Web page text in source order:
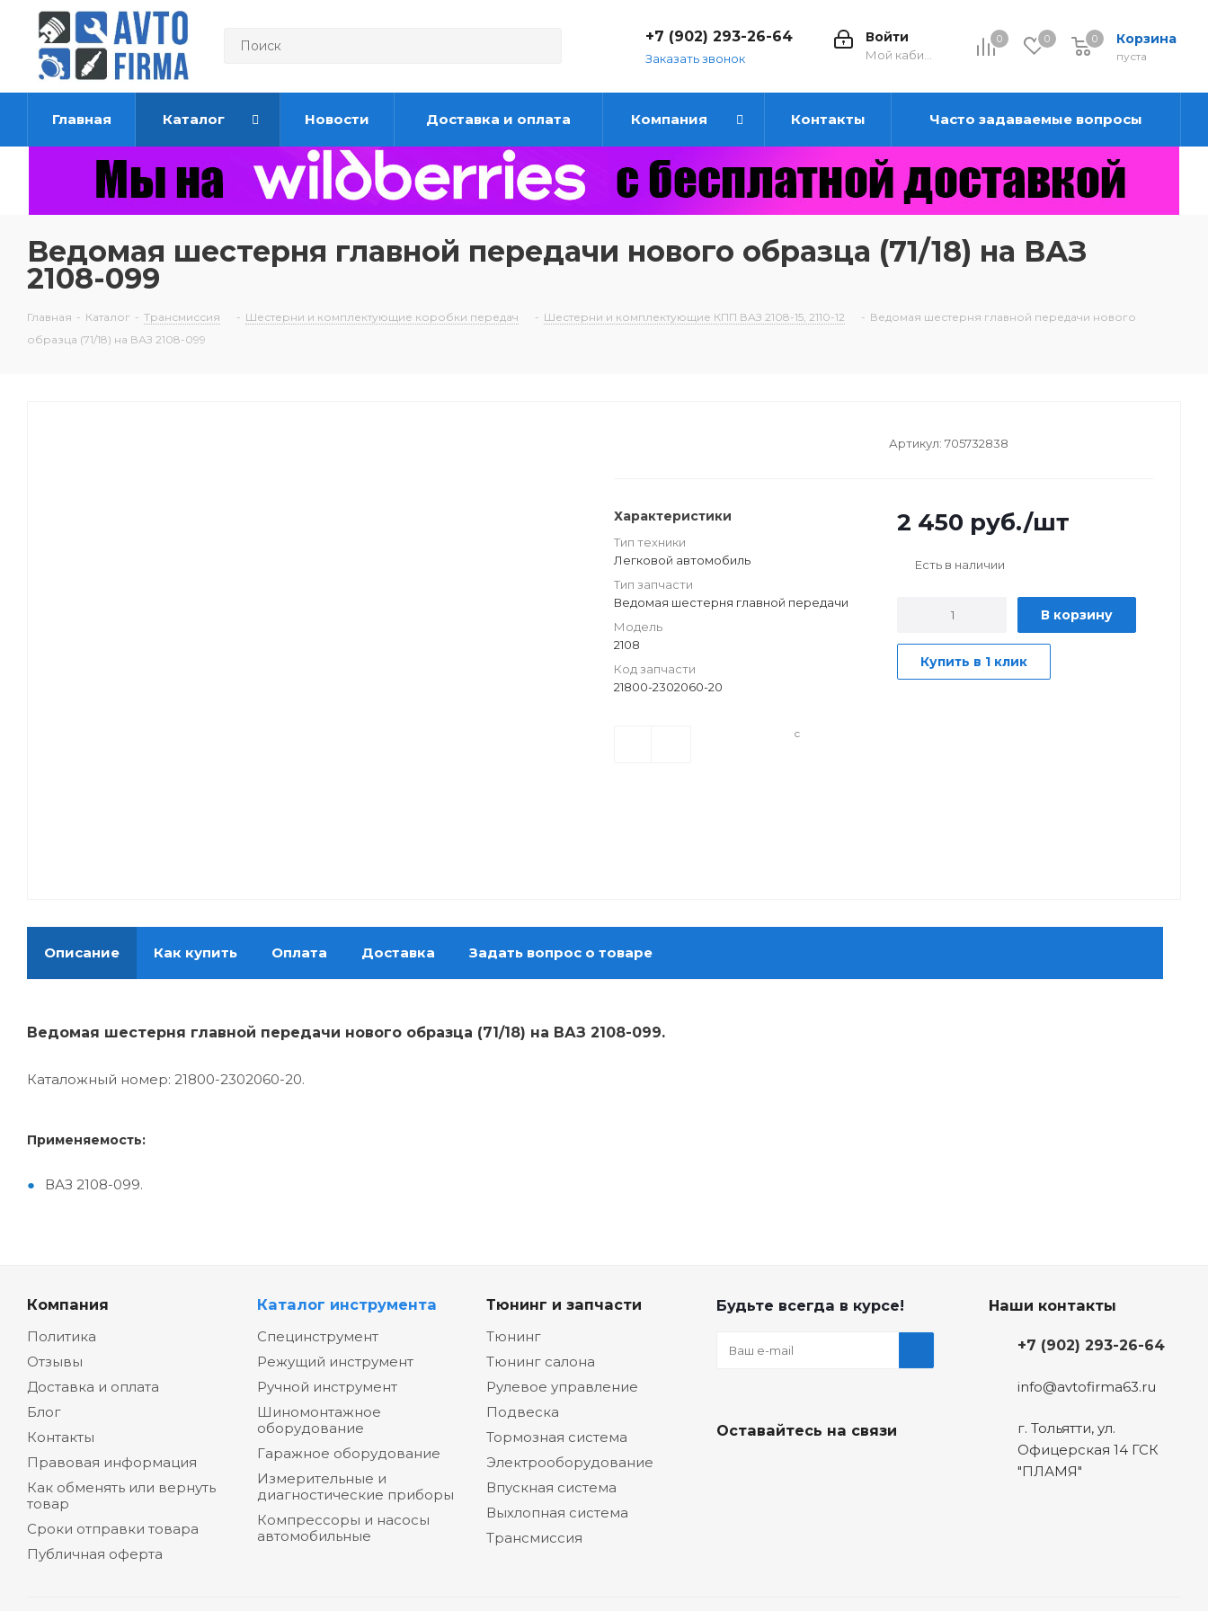
0 0 Корзина
0
пуста
0
Войти
+7 (902) 293-26-64
Заказать звонок
Главная Каталог Новости Доставка и оплата Компания Контакты Часто задаваемые вопросы
Ведомая шестерня главной передачи нового образца (71/18) на ВАЗ
2108-099
Главная - Каталог - Трансмиссия - Шестерни и комплектующие коробки передач - Шестерни и комплектующие КПП ВАЗ 2108-15, 2110-12 - Ведомая шестерня главной передачи нового
образца (71/18) на ВАЗ 2108-099
Артикул: 705732838
Характеристики
Тип техники
Легковой автомобиль
Тип запчасти
Ведомая шестерня главной передачи
Модель
2108
Код запчасти
21800-2302060-20
2 450 руб./шт
Есть в наличии
В корзину
Купить в 1 клик
с
Описание Как купить Оплата Доставка Задать вопрос о товаре
Ведомая шестерня главной передачи нового образца (71/18) на ВАЗ 2108-099.
Каталожный номер: 21800-2302060-20.
Применяемость:
ВАЗ 2108-099.
Компания
Политика
Отзывы
Доставка и оплата
Блог
Контакты
Правовая информация
Как обменять или вернуть
товар
Сроки отправки товара
Публичная оферта
Каталог инструмента
Специнструмент
Режущий инструмент
Ручной инструмент
Шиномонтажное
оборудование
Гаражное оборудование
Измерительные и
диагностические приборы
Компрессоры и насосы
автомобильные
Тюнинг и запчасти
Тюнинг
Тюнинг салона
Рулевое управление
Подвеска
Тормозная система
Электрооборудование
Впускная система
Выхлопная система
Трансмиссия
Будьте всегда в курсе!
Оставайтесь на связи
Наши контакты
+7 (902) 293-26-64
info@avtofirma63.ru
г. Тольятти, ул.
Офицерская 14 ГСК
"ПЛАМЯ"